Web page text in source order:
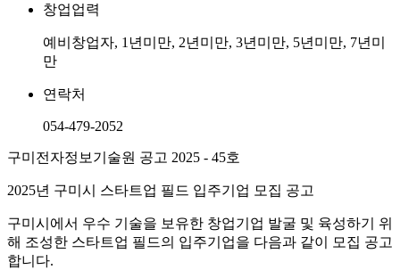
창업업력
예비창업자, 1년미만, 2년미만, 3년미만, 5년미만, 7년미
만
연락처
054-479-2052
구미전자정보기술원 공고 2025 - 45호
2025년 구미시 스타트업 필드 입주기업 모집 공고
구미시에서 우수 기술을 보유한 창업기업 발굴 및 육성하기 위
해 조성한 스타트업 필드의 입주기업을 다음과 같이 모집 공고
합니다.